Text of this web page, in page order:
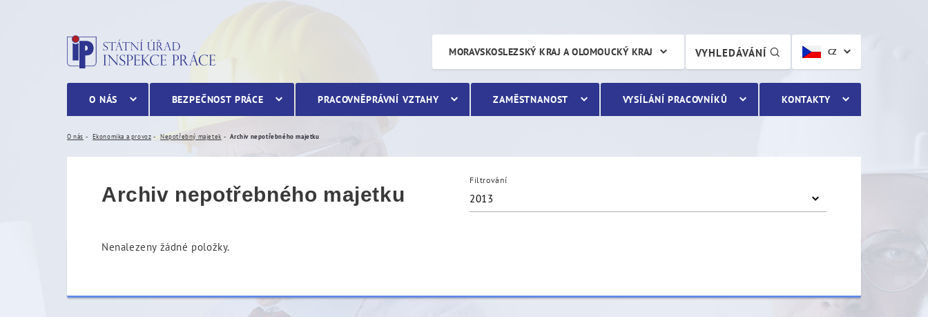
Archiv nepotřebného majetku
CZ
VYHLEDÁVÁNÍ
MORAVSKOSLEZSKÝ KRAJ A OLOMOUCKÝ KRAJ
O NÁS BEZPEČNOST PRÁCE PRACOVNĚPRÁVNÍ VZTAHY ZAMĚSTNANOST VYSÍLÁNÍ PRACOVNÍKŮ KONTAKTY
O nás Ekonomika a provoz Nepotřebný majetek Archiv nepotřebného majetku
Archiv nepotřebného majetku
Filtrování
2013
Nenalezeny žádné položky.